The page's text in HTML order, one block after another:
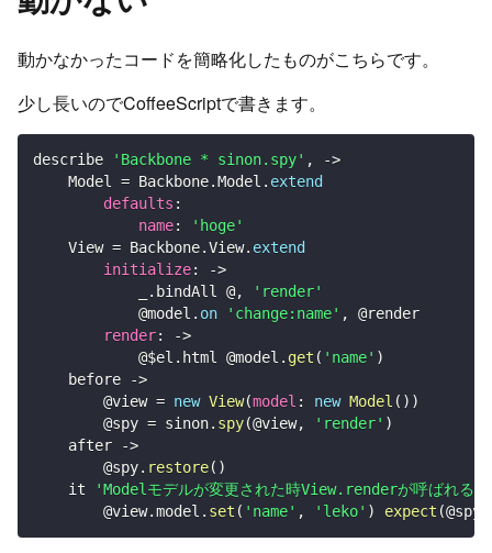
動かなかったコードを簡略化したものがこちらです。
少し長いのでCoffeeScriptで書きます。
describe 'Backbone * sinon.spy' , ->
	Model
= Backbone.Model . extend
defaults :
name:
'hoge'
	View
= Backbone.View. extend
initialize: ->
. bindAll @,
'render'
@model . on 'change:name' ,
@render
render: ->
			@$el
. html @model . get ( 'name' )
	before
->
@view = new View(model : new Model ( ) )
@spy = sinon. spy(@view, 'render' )
	after
->
@spy. restore( )
	it
'Modelモデルが変更された時View.renderが呼ばれる'
@view.model . set ( 'name' , 'leko' ) expect (@spy